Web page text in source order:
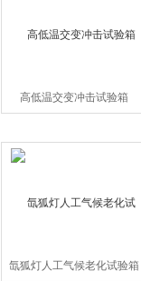
高低温交变冲击试验箱
氙狐灯人工气候老化试验箱